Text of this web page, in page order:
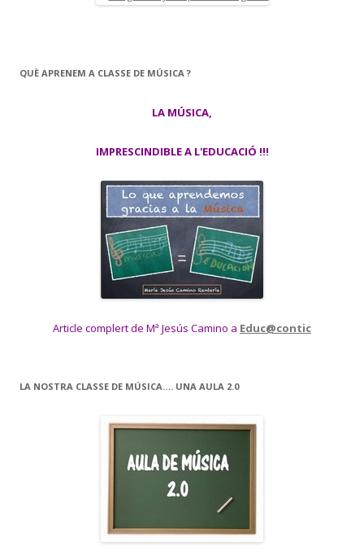
QUÈ APRENEM A CLASSE DE MÚSICA ?
LA MÚSICA,
IMPRESCINDIBLE A L'EDUCACIÓ !!!
Article complert de Mª Jesús Camino a Educ@contic
LA NOSTRA CLASSE DE MÚSICA…. UNA AULA 2.0